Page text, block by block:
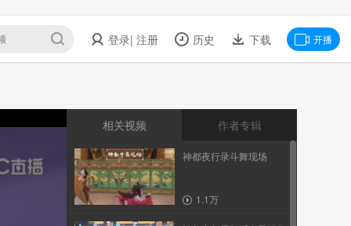
登录| 注册 历史 下载 开播
相关视频 作者专辑
神都夜行录斗舞现场
1.1万